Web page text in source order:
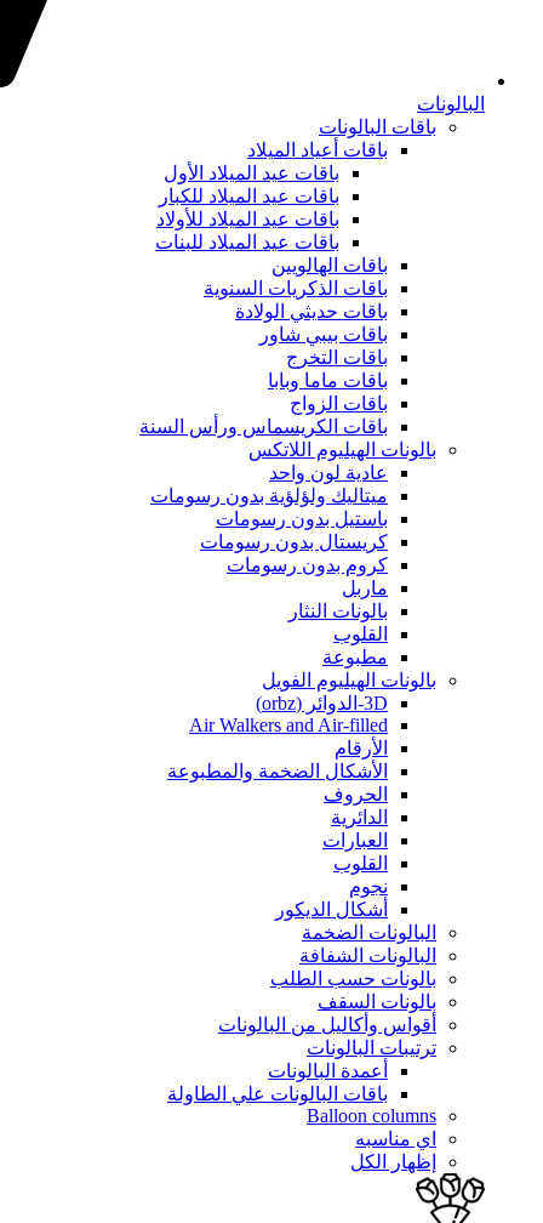
البالونات
باقات البالونات
باقات أعياد الميلاد
باقات عيد الميلاد الأول
باقات عيد الميلاد للكبار
باقات عيد الميلاد للأولاد
باقات عيد الميلاد للبنات
باقات الهالويين
باقات الذكريات السنوية
باقات حديثي الولادة
باقات بيبي شاور
باقات التخرج
باقات ماما وبابا
باقات الزواج
باقات الكريسماس ورأس السنة
بالونات الهيليوم اللاتكس
عادية لون واحد
ميتاليك ولؤلؤية بدون رسومات
باستيل بدون رسومات
كريستال بدون رسومات
كروم بدون رسومات
ماربل
بالونات النثار
القلوب
مطبوعة
بالونات الهيليوم الفويل
3D-الدوائر (orbz)
Air Walkers and Air-filled
الأرقام
الأشكال الضخمة والمطبوعة
الحروف
الدائرية
العبارات
القلوب
نجوم
أشكال الديكور
البالونات الضخمة
البالونات الشفافة
بالونات حسب الطلب
بالونات السقف
أقواس وأكاليل من البالونات
ترتيبات البالونات
أعمدة البالونات
باقات البالونات علي الطاولة
Balloon columns
اي مناسبه
إظهار الكل